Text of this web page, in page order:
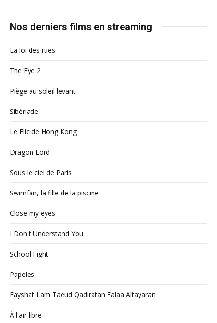
Nos derniers films en streaming
La loi des rues
The Eye 2
Piège au soleil levant
Sibériade
Le Flic de Hong Kong
Dragon Lord
Sous le ciel de Paris
Swimfan, la fille de la piscine
Close my eyes
I Don't Understand You
School Fight
Papeles
Eayshat Lam Taeud Qadiratan Ealaa Altayaran
À l'air libre